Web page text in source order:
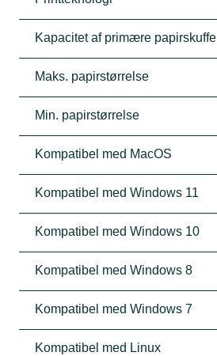
Kapacitet af primære papirskuffe
Maks. papirstørrelse
Min. papirstørrelse
Kompatibel med MacOS
Kompatibel med Windows 11
Kompatibel med Windows 10
Kompatibel med Windows 8
Kompatibel med Windows 7
Kompatibel med Linux